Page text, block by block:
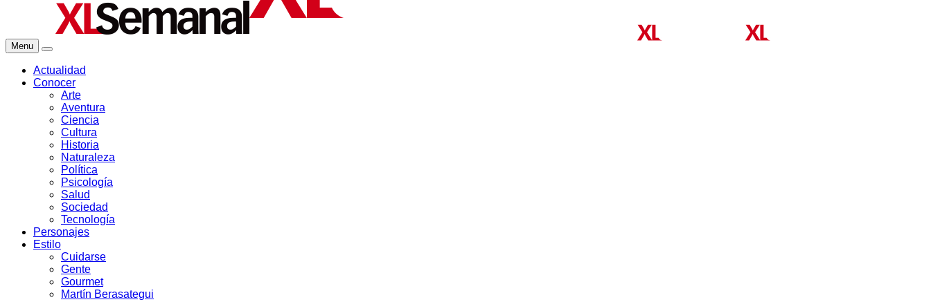
Menu
Actualidad
Conocer
Arte
Aventura
Ciencia
Cultura
Historia
Naturaleza
Política
Psicología
Salud
Sociedad
Tecnología
Personajes
Estilo
Cuidarse
Gente
Gourmet
Martín Berasategui